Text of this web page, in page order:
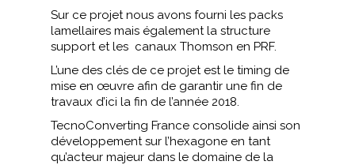
Sur ce projet nous avons fourni les packs
lamellaires mais également la structure
support et les canaux Thomson en PRF.
L’une des clés de ce projet est le timing de
mise en œuvre afin de garantir une fin de
travaux d’ici la fin de l’année 2018.
TecnoConverting France consolide ainsi son
développement sur l’hexagone en tant
qu’acteur majeur dans le domaine de la